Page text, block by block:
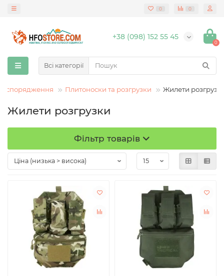
0 0
+38 (098) 152 55 45
0
Всі категорії
спорядження Плитоноски та розгрузки Жилети
Жилети розгрузки
Фільтр товарів